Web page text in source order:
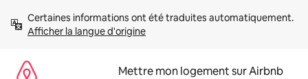
directement
Afficher la langue d'origine
Mettre mon logement sur Airbnb